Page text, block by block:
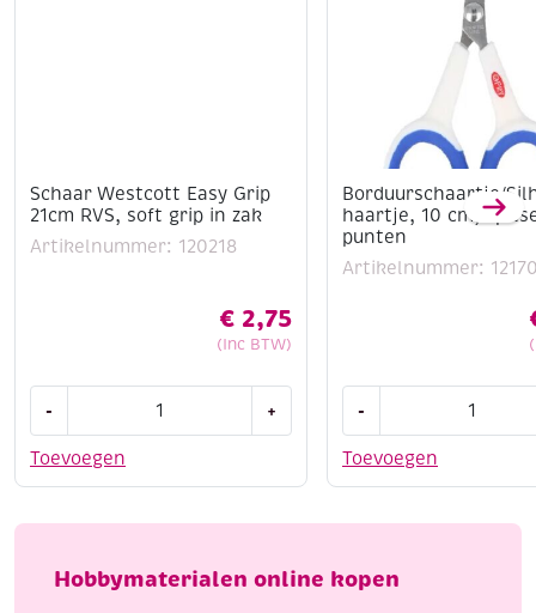
Schaar Westcott Easy Grip
21cm RVS, soft grip in zak
Artikelnummer: 120218
€ 2,75
(Inc BTW)
Toevoegen
-
Easy
RVS,
grip
+
Borduurschaartje/
haartje, 10 cm,
punten
Artikelnummer:
Toevoegen
-
cm,
aantal
Hobbymaterialen online kopen